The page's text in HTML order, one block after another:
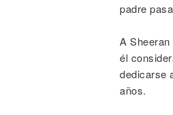
padre
A
él
dedicarse
años.